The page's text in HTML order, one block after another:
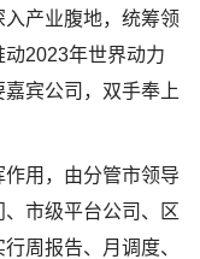
产业腹地，统筹领
2023年世界动力
宾公司，双手奉上
用，由分管市领导
市级平台公司、区
周报告、月调度、